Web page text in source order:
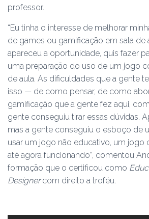
professor.
“Eu tinha o interesse de melhorar
de games ou gamificação em sala de
apareceu a oportunidade, quis fazer
uma preparação do uso de um jogo
de aula. As dificuldades que a gente
isso — de como pensar, de como
gamificação que a gente fez aqui,
gente conseguiu tirar essas dúvidas.
mas a gente conseguiu o esboço de
usar um jogo não educativo, um jogo
até agora funcionando”, comentou
formação que o certificou como
Designercom direito a troféu.